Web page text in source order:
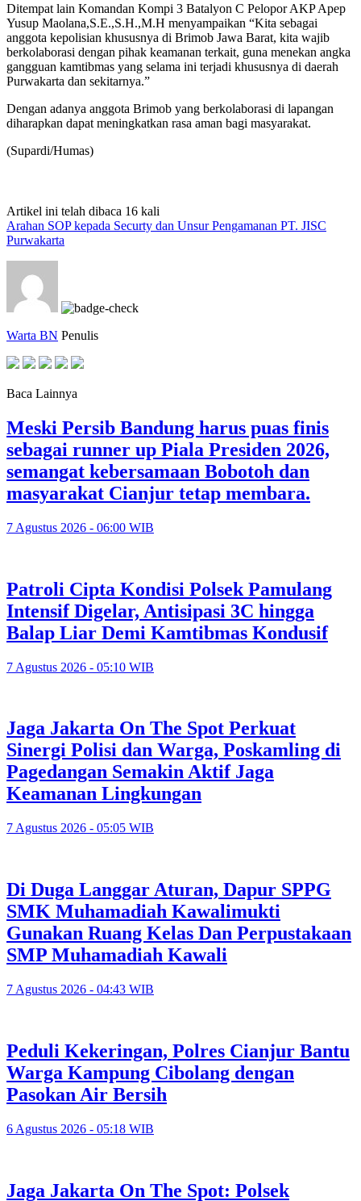
Ditempat lain Komandan Kompi 3 Batalyon C Pelopor AKP Apep
Yusup Maolana,S.E.,S.H.,M.H menyampaikan “Kita sebagai
anggota kepolisian khususnya di Brimob Jawa Barat, kita wajib
berkolaborasi dengan pihak keamanan terkait, guna menekan angka
gangguan kamtibmas yang selama ini terjadi khususnya di daerah
Purwakarta dan sekitarnya.”
Dengan adanya anggota Brimob yang berkolaborasi di lapangan
diharapkan dapat meningkatkan rasa aman bagi masyarakat.
(Supardi/Humas)
Artikel ini telah dibaca 16 kali
Arahan SOP kepada Securty dan Unsur Pengamanan PT. JISC
Purwakarta
Warta BN Penulis
Baca Lainnya
Meski Persib Bandung harus puas finis
sebagai runner up Piala Presiden 2026,
semangat kebersamaan Bobotoh dan
masyarakat Cianjur tetap membara.
7 Agustus 2026 - 06:00 WIB
Patroli Cipta Kondisi Polsek Pamulang
Intensif Digelar, Antisipasi 3C hingga
Balap Liar Demi Kamtibmas Kondusif
7 Agustus 2026 - 05:10 WIB
Jaga Jakarta On The Spot Perkuat
Sinergi Polisi dan Warga, Poskamling di
Pagedangan Semakin Aktif Jaga
Keamanan Lingkungan
7 Agustus 2026 - 05:05 WIB
Di Duga Langgar Aturan, Dapur SPPG
SMK Muhamadiah Kawalimukti
Gunakan Ruang Kelas Dan Perpustakaan
SMP Muhamadiah Kawali
7 Agustus 2026 - 04:43 WIB
Peduli Kekeringan, Polres Cianjur Bantu
Warga Kampung Cibolang dengan
Pasokan Air Bersih
6 Agustus 2026 - 05:18 WIB
Jaga Jakarta On The Spot: Polsek